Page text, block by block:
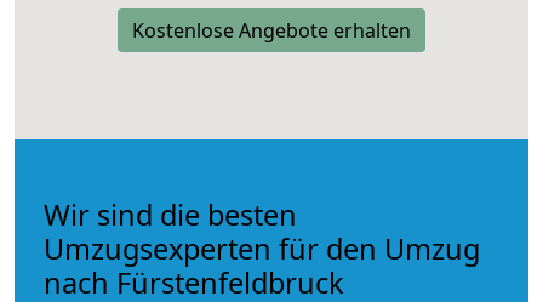
Kostenlose Angebote erhalten
Wir sind die besten
Umzugsexperten für den Umzug
nach Fürstenfeldbruck